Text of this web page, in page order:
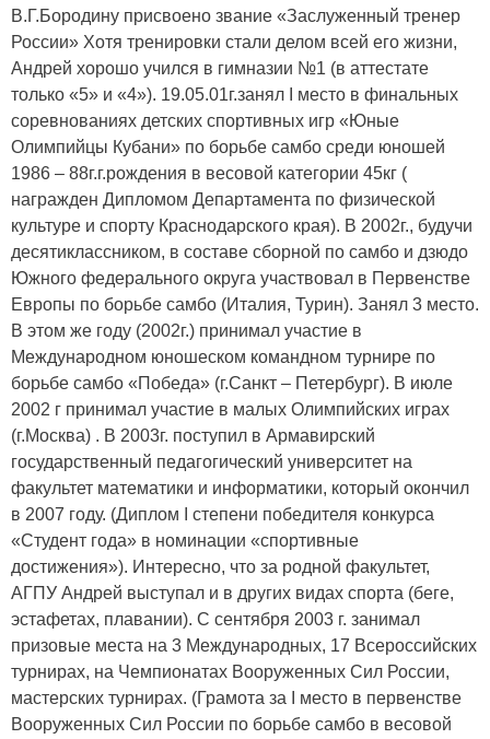
В.Г.Бородину присвоено звание «Заслуженный тренер
России» Хотя тренировки стали делом всей его жизни,
Андрей хорошо учился в гимназии №1 (в аттестате
только «5» и «4»). 19.05.01г.занял I место в финальных
соревнованиях детских спортивных игр «Юные
Олимпийцы Кубани» по борьбе самбо среди юношей
1986 – 88г.г.рождения в весовой категории 45кг (
награжден Дипломом Департамента по физической
культуре и спорту Краснодарского края). В 2002г., будучи
десятиклассником, в составе сборной по самбо и дзюдо
Южного федерального округа участвовал в Первенстве
Европы по борьбе самбо (Италия, Турин). Занял 3 место.
В этом же году (2002г.) принимал участие в
Международном юношеском командном турнире по
борьбе самбо «Победа» (г.Санкт – Петербург). В июле
2002 г принимал участие в малых Олимпийских играх
(г.Москва) . В 2003г. поступил в Армавирский
государственный педагогический университет на
факультет математики и информатики, который окончил
в 2007 году. (Диплом I степени победителя конкурса
«Студент года» в номинации «спортивные
достижения»). Интересно, что за родной факультет,
АГПУ Андрей выступал и в других видах спорта (беге,
эстафетах, плавании). С сентября 2003 г. занимал
призовые места на 3 Международных, 17 Всероссийских
турнирах, на Чемпионатах Вооруженных Сил России,
мастерских турнирах. (Грамота за I место в первенстве
Вооруженных Сил России по борьбе самбо в весовой